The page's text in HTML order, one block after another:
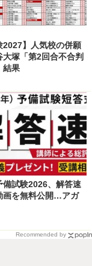
2027】人気校の併願
塚「第2回合不合判
結果
備試験2026、解答速
画を無料公開…アガ
Recommended by